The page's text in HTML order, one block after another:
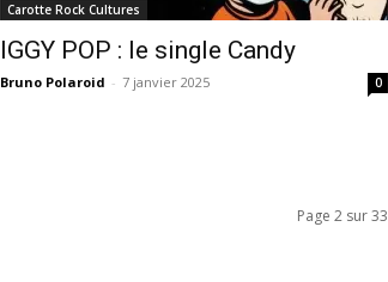
Carotte Rock Cultures
IGGY POP : le single Candy
Bruno Polaroid - 7 janvier 2025 0
Page 2 sur 33